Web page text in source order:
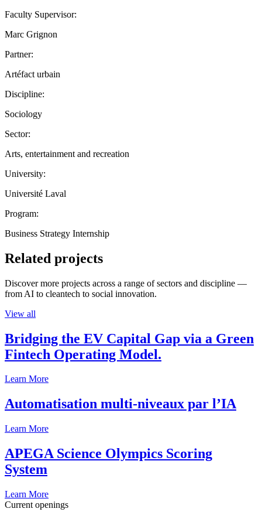
Faculty Supervisor:
Marc Grignon
Partner:
Artéfact urbain
Discipline:
Sociology
Sector:
Arts, entertainment and recreation
University:
Université Laval
Program:
Business Strategy Internship
Related projects
Discover more projects across a range of sectors and discipline —
from AI to cleantech to social innovation.
View all
Bridging the EV Capital Gap via a Green
Fintech Operating Model.
Learn More
Automatisation multi-niveaux par l’IA
Learn More
APEGA Science Olympics Scoring
System
Learn More
Current openings